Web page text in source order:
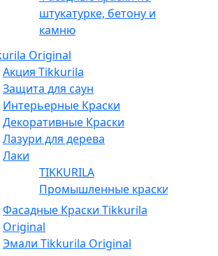
штукатурке, бетону и
камню
Original
Акция Tikkurila
Защита для саун
Интерьерные Краски
Декоративные Краски
Лазури для дерева
Лаки
TIKKURILA
Промышленные краски
Фасадные Краски Tikkurila
Original
Эмали Tikkurila Original